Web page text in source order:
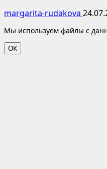
margarita-rudakova
Мы используем файлы с
ОК